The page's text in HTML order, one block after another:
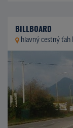
BILLBOARD
hlavný cestný ťah